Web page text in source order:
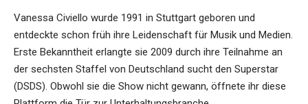
Vanessa Civiello wurde 1991 in Stuttgart geboren und
entdeckte schon früh ihre Leidenschaft für Musik und Medien.
Erste Bekanntheit erlangte sie 2009 durch ihre Teilnahme an
der sechsten Staffel von Deutschland sucht den Superstar
(DSDS). Obwohl sie die Show nicht gewann, öffnete ihr diese